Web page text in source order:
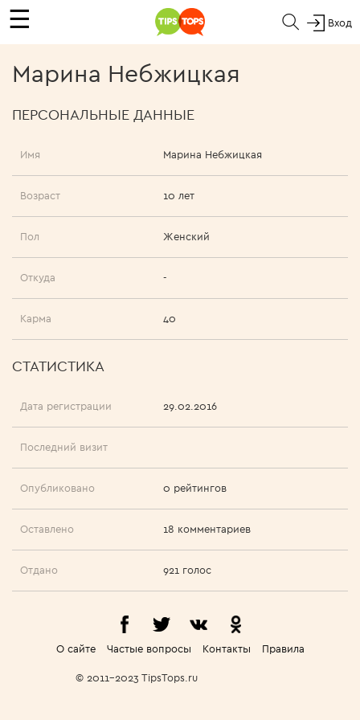
☰ Вход
Марина Небжицкая
ПЕРСОНАЛЬНЫЕ ДАННЫЕ
Имя Марина Небжицкая
Возраст 10 лет
Пол Женский
Откуда -
Карма 40
СТАТИСТИКА
Дата регистрации 29.02.2016
Последний визит
Опубликовано 0 рейтингов
Оставлено 18 комментариев
Отдано 921 голос
О сайте Частые вопросы Контакты Правила
© 2011-2023 TipsTops.ru